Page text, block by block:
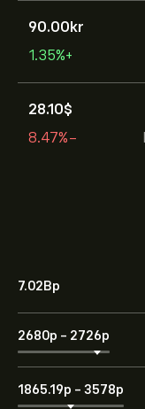
90.00‎kr‎
+1.35%
28.10‎$‎
-8.47%
7.02B‎p‎
2680‎p‎ - 2726‎p‎
1865.19‎p‎ - 3578‎p‎